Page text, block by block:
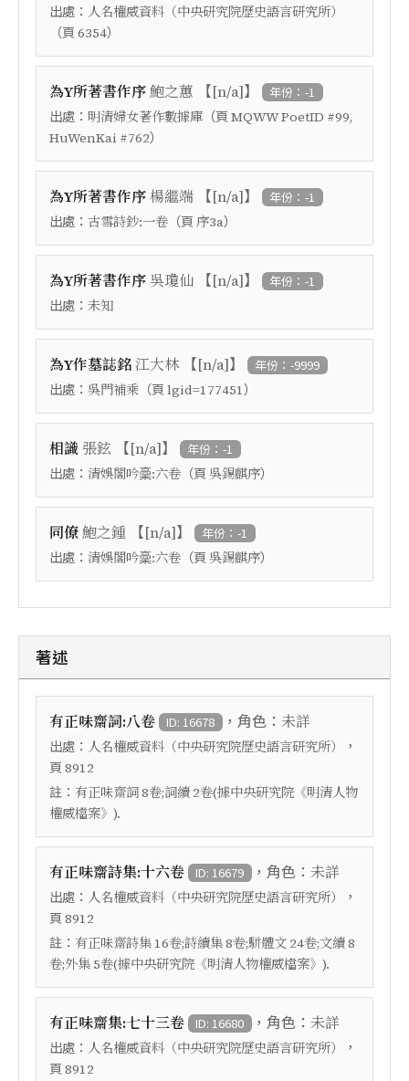
出處： 人名權威資料（中央研究院歷史語言研究所）
（頁 6354）
為Y所著書作序鮑之蕙 【[n/a]】 年份：-1
出處： 明清婦女著作數據庫 （頁 MQWW PoetID #99,
HuWenKai #762）
為Y所著書作序楊繼端 【[n/a]】 年份：-1
出處： 古雪詩鈔:一卷 （頁 序3a）
為Y所著書作序 吳瓊仙 【[n/a]】 年份：-1
出處： 未知
為Y作墓誌銘江大林 【[n/a]】 年份：-9999
出處： 吳門補乘 （頁 lgid=177451）
相識 張鉉 【[n/a]】 年份：-1
出處： 清娛閣吟稾:六卷 （頁 吳錫麒序）
同僚鮑之鍾 【[n/a]】 年份：-1
出處： 清娛閣吟稾:六卷 （頁 吳錫麒序）
著述
有正味齋詞:八卷 ID: 16678 ，角色： 未詳
出處： 人名權威資料（中央研究院歷史語言研究所）
，
頁 8912
註： 有正味齋詞 8卷;詞續 2卷(據中央研究院《明清人物
權威檔案》).
有正味齋詩集:十六卷 ID: 16679 ，角色： 未詳
出處： 人名權威資料（中央研究院歷史語言研究所）
，
頁 8912
註： 有正味齋詩集 16卷;詩續集 8卷;駢體文 24卷;文續 8
卷;外集 5卷(據中央研究院《明清人物權威檔案》).
有正味齋集:七十三卷 ID: 16680 ，角色： 未詳
出處： 人名權威資料（中央研究院歷史語言研究所）
，
頁 8912